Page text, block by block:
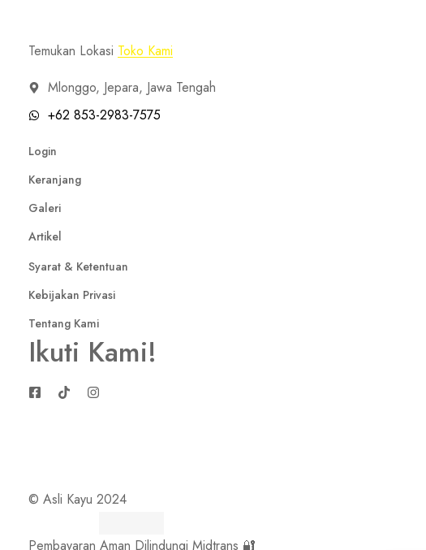
Temukan Lokasi Toko Kami
Mlonggo, Jepara, Jawa Tengah
+62 853-2983-7575
Login
Keranjang
Galeri
Artikel
Syarat & Ketentuan
Kebijakan Privasi
Tentang Kami
Ikuti Kami!
© Asli Kayu 2024
Pembayaran Aman Dilindungi Midtrans 🔐